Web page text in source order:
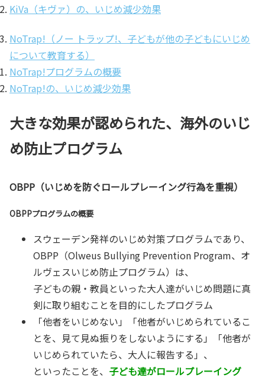
KiVa（キヴァ）の、いじめ減少効果
NoTrap!（ノー トラップ!、子どもが他の子どもにいじめ
について教育する）
NoTrap!プログラムの概要
NoTrap!の、いじめ減少効果
大きな効果が認められた、海外のいじ
め防止プログラム
OBPP（いじめを防ぐロールプレーイング行為を重視）
OBPPプログラムの概要
スウェーデン発祥のいじめ対策プログラムであり、
OBPP（Olweus Bullying Prevention Program、オ
ルヴェスいじめ防止プログラム）は、
子どもの親・教員といった大人達がいじめ問題に真
剣に取り組むことを目的にしたプログラム
「他者をいじめない」「他者がいじめられているこ
とを、見て見ぬ振りをしないようにする」「他者が
いじめられていたら、大人に報告する」、
といったことを、 子ども達がロールプレーイング